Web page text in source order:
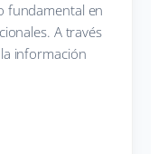
fundamental en
A través
información